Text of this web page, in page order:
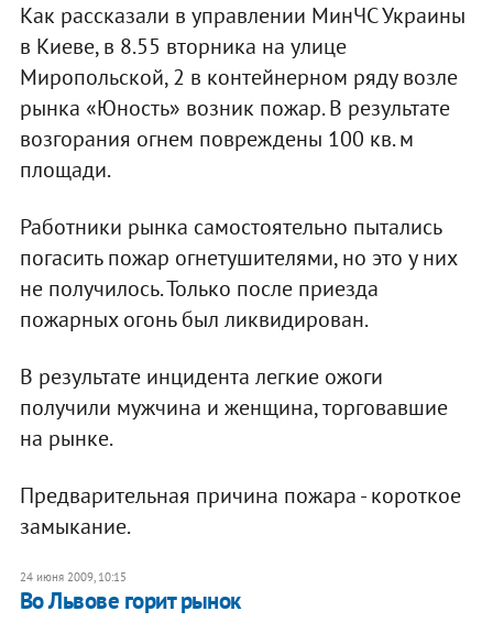
Как рассказали в управлении МинЧС Украины
в Киеве, в 8.55 вторника на улице
Миропольской, 2 в контейнерном ряду возле
рынка «Юность» возник пожар. В результате
возгорания огнем повреждены 100 кв. м
площади.
Работники рынка самостоятельно пытались
погасить пожар огнетушителями, но это у них
не получилось. Только после приезда
пожарных огонь был ликвидирован.
В результате инцидента легкие ожоги
получили мужчина и женщина, торговавшие
на рынке.
Предварительная причина пожара - короткое
замыкание.
24 июня 2009, 10:15
Во Львове горит рынок